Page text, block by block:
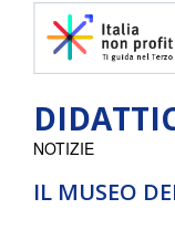
IL MUSEO
NOTIZIE